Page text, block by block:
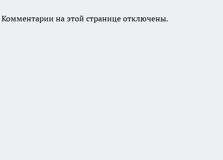
Комментарии на этой странице отключены.